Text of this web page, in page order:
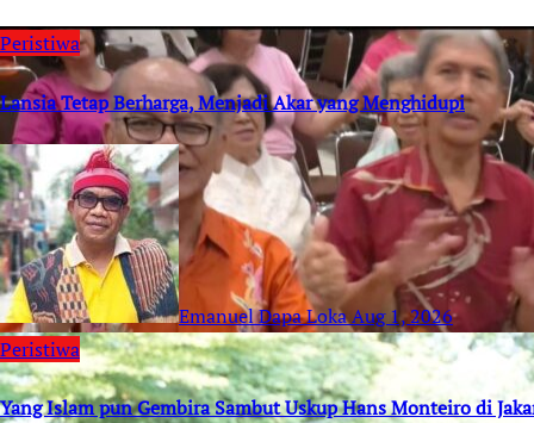
Peristiwa
Lansia Tetap Berharga, Menjadi Akar yang Menghidupi
Emanuel Dapa LokaAug 1, 2026
Peristiwa
Yang Islam pun Gembira Sambut Uskup Hans Monteiro di